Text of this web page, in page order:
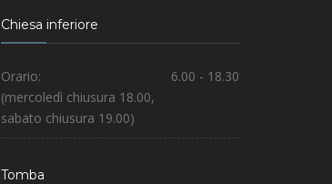
Chiesa inferiore
Orario:
6.00 - 18.30
(mercoledì chiusura 18.00,
sabato chiusura 19.00)
Tomba